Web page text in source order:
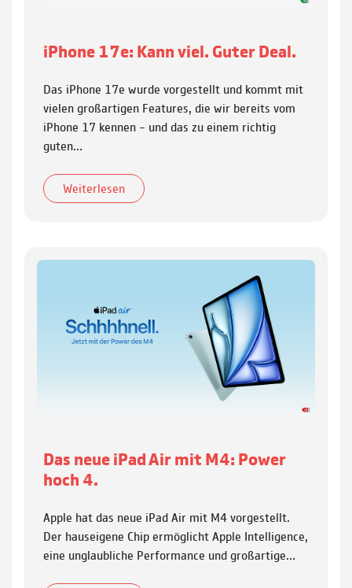
iPhone 17e: Kann viel. Guter Deal.
Das iPhone 17e wurde vorgestellt und kommt mit
vielen groß­artigen Features, die wir bereits vom
iPhone 17 kennen – und das zu einem richtig
guten…
Weiterlesen
Das neue iPad Air mit M4: Power
hoch 4.
Apple hat das neue iPad Air mit M4 vorgestellt.
Der hauseigene Chip ermög­licht Apple Intelligence,
eine unglaub­liche Per­for­mance und groß­artige…